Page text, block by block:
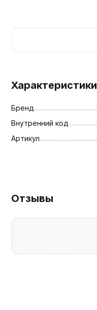
Характеристики
Бренд
Внутренний код
Артикул
Отзывы